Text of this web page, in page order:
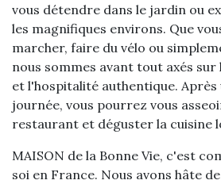
vous détendre dans le jardin ou
les magnifiques environs. Que
marcher, faire du vélo ou
nous sommes avant tout axés
et l'hospitalité authentique. Après
journée, vous pourrez vous
restaurant et déguster la cuisine
MAISON de la Bonne Vie, c'est
soi en France. Nous avons hâte